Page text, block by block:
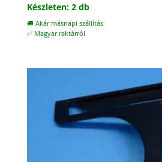
Készleten: 2 db
🚚 Akár másnapi szállítás
✅ Magyar raktárról